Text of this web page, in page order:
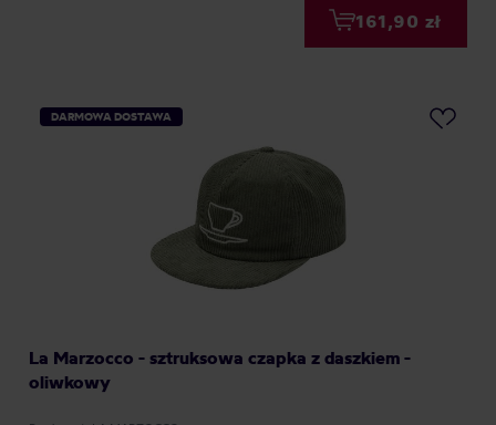
161,90 zł
DARMOWA DOSTAWA
La Marzocco - sztruksowa czapka z daszkiem -
oliwkowy